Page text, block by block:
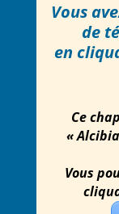
Vous
de
en
Ce
«
Vous